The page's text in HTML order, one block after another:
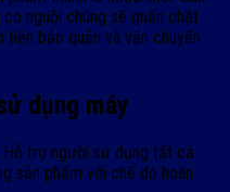
nguội chúng sẽ quấn chặt
tiện bảo quản và vận chuyển
dụng máy
trợ người sử dụng tất cả
sản phẩm với chế độ hoàn